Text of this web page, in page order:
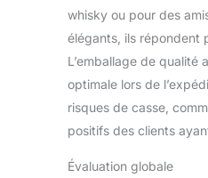
whisky ou pour des
élégants, ils répondent
L’emballage de qualité
optimale lors de
risques de casse,
positifs des clients
Évaluation globale